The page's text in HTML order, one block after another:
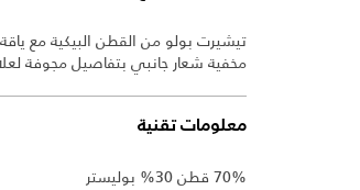
تيشيرت بولو من القطن البيكية مع
مخفية شعار جانبي بتفاصيل مجوفة
معلومات تقنية
70% قطن 30% بوليستر